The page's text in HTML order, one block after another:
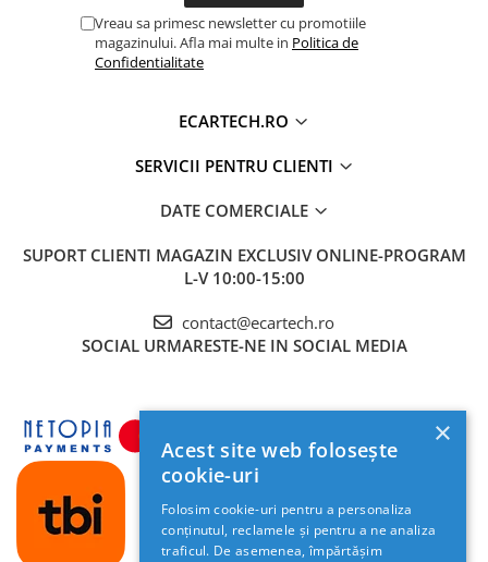
Redresoare Auto
Modulatoare Auto FM
Lumini Ambientale
Testere auto
Camera Endoscop
Echipamente service auto
Huse volan
Chei si truse chei
Bricolaj
Vreau sa primesc newsletter cu promotiile
magazinului. Afla mai multe in Politica de
Confidentialitate
ECARTECH.RO
SERVICII PENTRU CLIENTI
DATE COMERCIALE
SUPORT CLIENTI MAGAZIN EXCLUSIV ONLINE-PROGRAM
L-V 10:00-15:00
contact@ecartech.ro
SOCIAL URMARESTE-NE IN SOCIAL MEDIA
×
Acest site web folosește
cookie-uri
Folosim cookie-uri pentru a personaliza
conținutul, reclamele și pentru a ne analiza
traficul. De asemenea, împărtășim